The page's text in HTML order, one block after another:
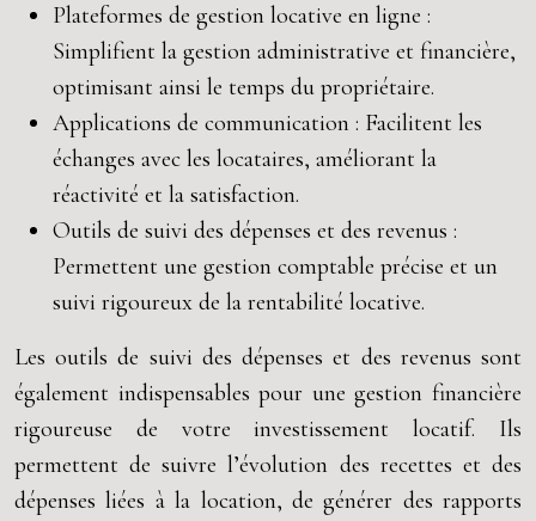
Plateformes de gestion locative en ligne :
Simplifient la gestion administrative et financière,
optimisant ainsi le temps du propriétaire.
Applications de communication : Facilitent les
échanges avec les locataires, améliorant la
réactivité et la satisfaction.
Outils de suivi des dépenses et des revenus :
Permettent une gestion comptable précise et un
suivi rigoureux de la rentabilité locative.
Les outils de suivi des dépenses et des revenus sont
également indispensables pour une gestion financière
rigoureuse de votre investissement locatif. Ils
permettent de suivre l’évolution des recettes et des
dépenses liées à la location, de générer des rapports